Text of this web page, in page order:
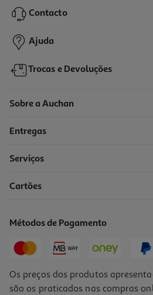
0,74 €
+0,10 € Depósito
Contacto
Ajuda
Trocas e Devoluções
Sobre a Auchan
Entregas
Serviços
Cartões
Métodos de Pagamento
Os preços dos produtos
são os praticados nas compras